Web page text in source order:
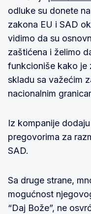
odluke su donete
zakona EU i SAD
vidimo da su
zaštićena i želimo
funkcioniše kako je
skladu sa važećim
nacionalnim
Iz kompanije
pregovorima za
SAD.
Sa druge strane,
mogućnost
“Daj Bože”, ne